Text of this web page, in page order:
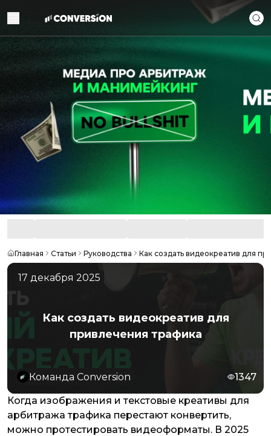
Главная Статьи Руководства Как создать видеокреатив для
17 декабря 2025
Как создать видеокреатив для
привлечения трафика
Команда Conversion 1347
Когда изображения и текстовые креативы для
арбитража трафика перестают конвертить,
можно протестировать видеоформаты. В 2025